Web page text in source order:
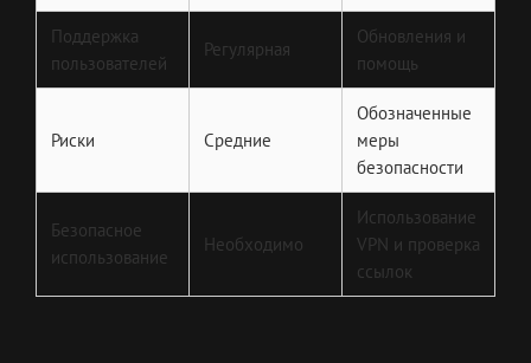
Поддержка
пользователей
Регулярная
Обновления и
помощь
Риски Средние
Обозначенные
меры
безопасности
Безопасное
использование
Необходимо
Использование
VPN и проверка
ссылок